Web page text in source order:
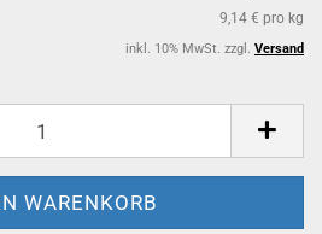
9,14 € pro kg
inkl. 10% MwSt. zzgl. Versand